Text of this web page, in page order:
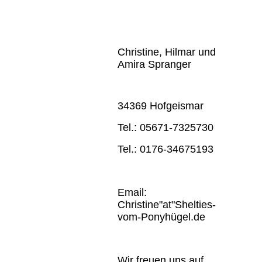
Christine, Hilmar und
Amira Spranger
34369 Hofgeismar
Tel.: 05671-7325730
Tel.: 0176-34675193
Email:
Christine"at"Shelties-
vom-Ponyhügel.de